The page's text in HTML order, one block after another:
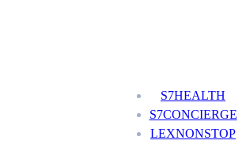
S7HEALTH
S7CONCIERGE
LEXNONSTOP